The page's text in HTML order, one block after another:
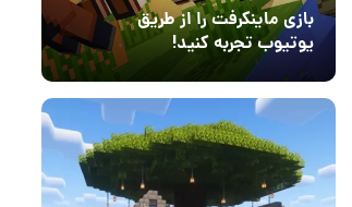
بازی ماینکرفت را از طریق
یوتیوب تجربه کنید!
41